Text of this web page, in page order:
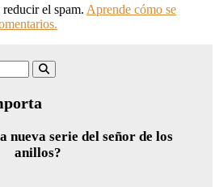
el spam. Aprende cómo se
nueva serie del señor de los
anillos?